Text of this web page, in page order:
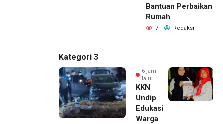
Bantuan Perbaikan
Rumah
7 Redaksi
Kategori 3
6 jam
lalu
KKN
Undip
Edukasi
Warga